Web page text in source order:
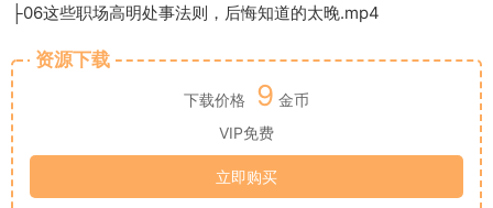
├06这些职场高明处事法则，后悔知道的太晚.mp4
资源下载
下载价格 9 金币
VIP免费
立即购买